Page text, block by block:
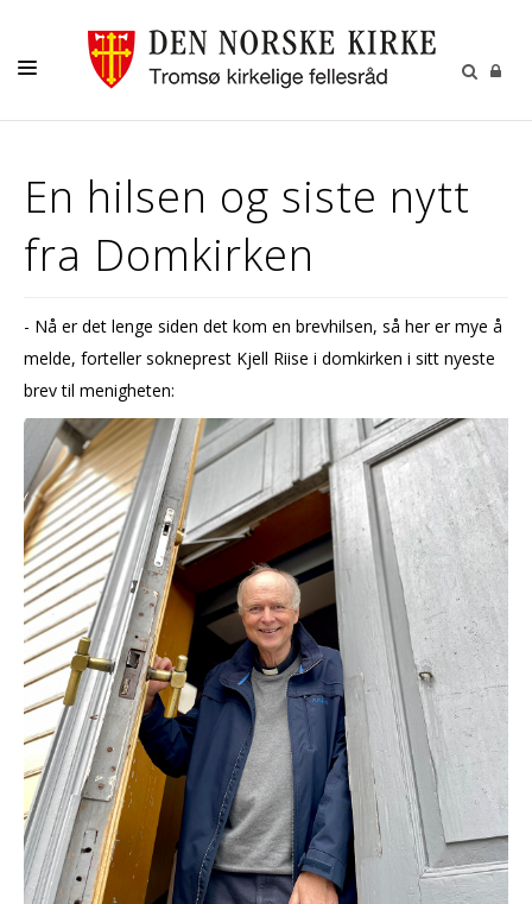
AKTIVITETER OG KONSERTER
DÅP
VIGSEL
KONTAKT
En hilsen og siste nytt
fra Domkirken
- Nå er det lenge siden det kom en brevhilsen, så her er mye å
melde, forteller sokneprest Kjell Riise i domkirken i sitt nyeste
brev til menigheten: